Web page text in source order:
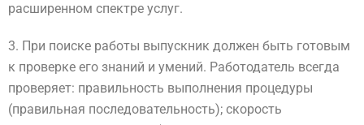
расширенном спектре услуг.
3. При поиске работы выпускник должен быть готовым
к проверке его знаний и умений. Работодатель всегда
проверяет: правильность выполнения процедуры
(правильная последовательность); скорость